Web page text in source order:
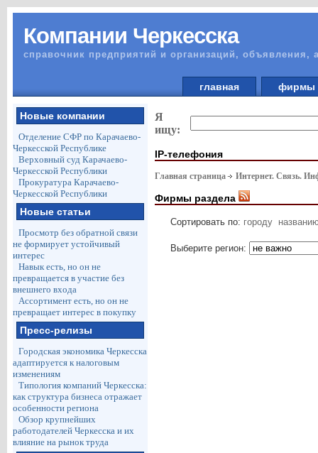
Компании Черкесска
справочник предприятий и организаций, объявления,
главная
Новые компании
Отделение СФР по Карачаево-
Черкесской Республике
Верховный суд Карачаево-
Черкесской Республики
Прокуратура Карачаево-
Черкесской Республики
Новые статьи
Просмотр без обратной связи
не формирует устойчивый
интерес
Навык есть, но он не
превращается в участие без
внешнего входа
Ассортимент есть, но он не
превращает интерес в покупку
Пресс-релизы
Городская экономика Черкесска
адаптируется к налоговым
изменениям
Типология компаний Черкесска:
как структура бизнеса отражает
особенности региона
Обзор крупнейших
работодателей Черкесска и их
влияние на рынок труда
Я
ищу:
IP-телефония
Главная страница Интернет. Связь.
Фирмы раздела
Сортировать по: городу
Выберите регион: